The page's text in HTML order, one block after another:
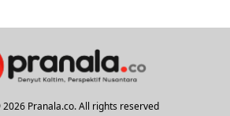
Pranala.co. All rights reserved